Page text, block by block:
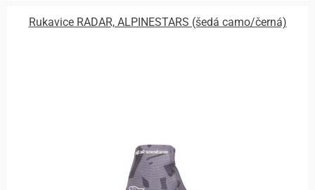
Rukavice RADAR, ALPINESTARS (šedá camo/černá)